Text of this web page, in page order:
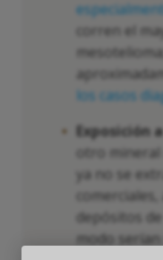
corren el
los casos
Exposición
otro
ya no se
depósitos
modo